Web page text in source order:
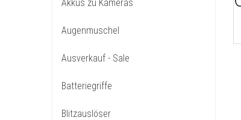
Akkus zu Kameras
Augenmuschel
Ausverkauf - Sale
Batteriegriffe
Blitzauslöser